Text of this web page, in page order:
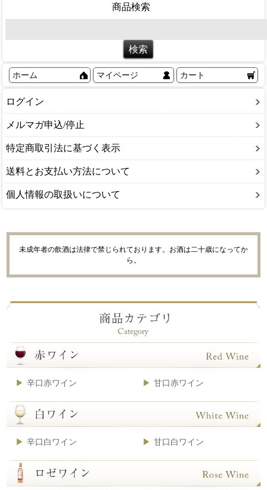
商品検索
ホーム マイページ カート
ログイン
メルマガ申込/停止
特定商取引法に基づく表示
送料とお支払い方法について
個人情報の取扱いについて
未成年者の飲酒は法律で禁じられております。お酒は二十歳になってか
ら。
辛口赤ワイン 甘口赤ワイン
辛口白ワイン 甘口白ワイン